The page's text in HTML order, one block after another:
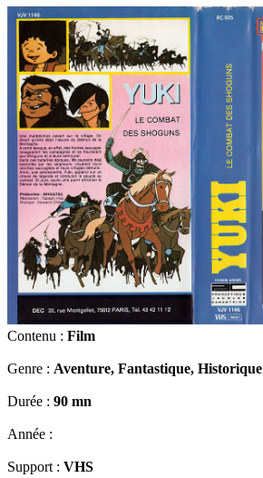
Contenu : Film
Genre : Aventure, Fantastique, Historique
Durée : 90 mn
Année :
Support : VHS